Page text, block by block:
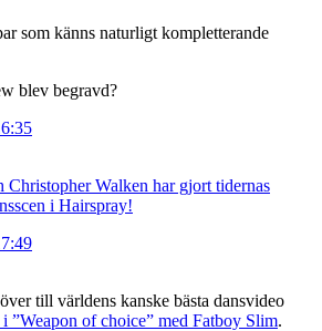
som känns naturligt kompletterande
blev begravd?
Christopher Walken har gjort tidernas
i Hairspray!
till världens kanske bästa dansvideo
”Weapon of choice” med Fatboy Slim.